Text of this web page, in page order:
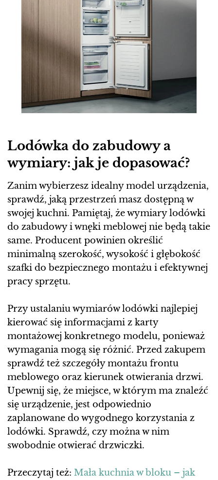
Lodówka do zabudowy a
wymiary: jak je dopasować?
Zanim wybierzesz idealny model urządzenia,
sprawdź, jaką przestrzeń masz dostępną w
swojej kuchni. Pamiętaj, że wymiary lodówki
do zabudowy i wnęki meblowej nie będą takie
same. Producent powinien określić
minimalną szerokość, wysokość i głębokość
szafki do bezpiecznego montażu i efektywnej
pracy sprzętu.
Przy ustalaniu wymiarów lodówki najlepiej
kierować się informacjami z karty
montażowej konkretnego modelu, ponieważ
wymagania mogą się różnić. Przed zakupem
sprawdź też szczegóły montażu frontu
meblowego oraz kierunek otwierania drzwi.
Upewnij się, że miejsce, w którym ma znaleźć
się urządzenie, jest odpowiednio
zaplanowane do wygodnego korzystania z
lodówki. Sprawdź, czy można w nim
swobodnie otwierać drzwiczki.
Przeczytaj też: Mała kuchnia w bloku – jak